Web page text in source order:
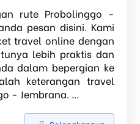
rute Probolinggo -
pesan disini. Kami
travel online dengan
lebih praktis dan
dalam bepergian ke
keterangan travel
- Jembrana. ...